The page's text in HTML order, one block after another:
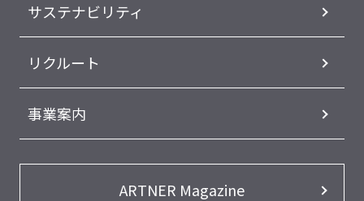
サステナビリティ
リクルート
事業案内
ARTNER Magazine